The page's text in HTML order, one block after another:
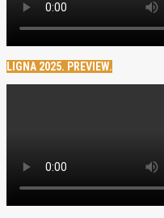
LIGNA 2025. PREVIEW.